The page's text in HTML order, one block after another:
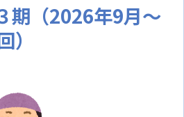
期（2026年9月～